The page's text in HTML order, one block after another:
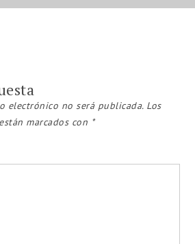
electrónico no será publicada. Los
marcados con *